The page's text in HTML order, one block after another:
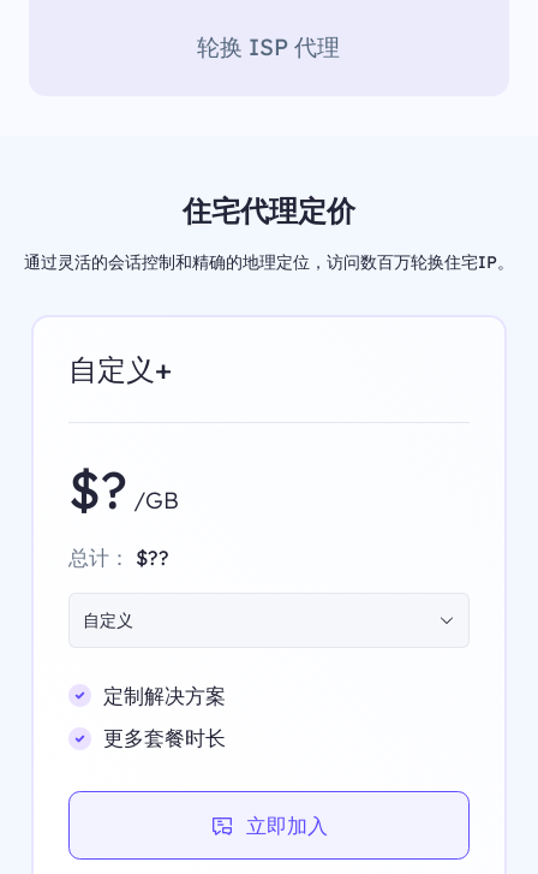
轮换 ISP 代理
住宅代理定价
通过灵活的会话控制和精确的地理定位，访问数百万轮换住宅IP。
自定义+
$? /GB
总计： $??
自定义
定制解决方案
更多套餐时长
立即加入